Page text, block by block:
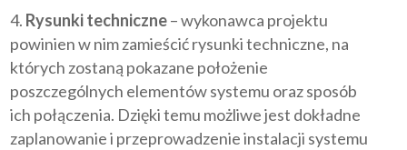
Rysunki techniczne– wykonawca projektu
powinien w nim zamieścić rysunki techniczne, na
których zostaną pokazane położenie
poszczególnych elementów systemu oraz sposób
ich połączenia. Dzięki temu możliwe jest dokładne
zaplanowanie i przeprowadzenie instalacji systemu